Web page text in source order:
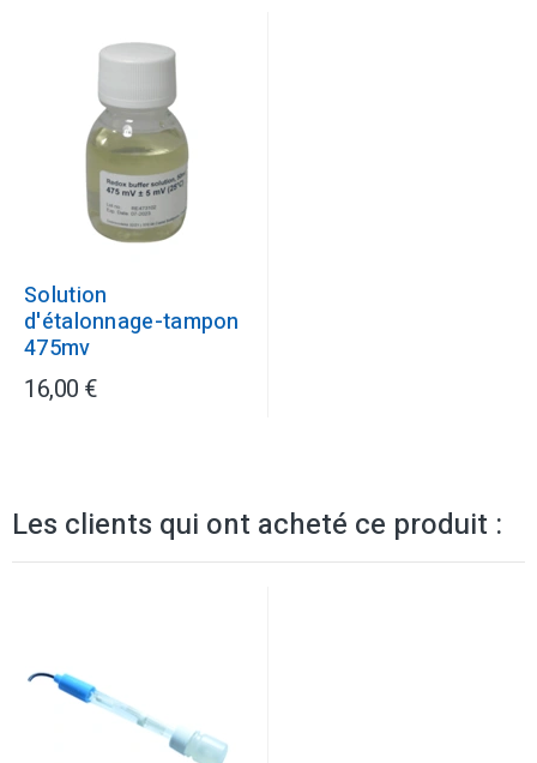
Solution
d'étalonnage-tampon
475mv
16,00 €
Les clients qui ont acheté ce produit :